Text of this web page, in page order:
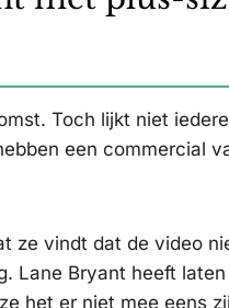
Toch lijkt niet
een commercial
ze vindt dat de video
Lane Bryant heeft
het er niet mee eens